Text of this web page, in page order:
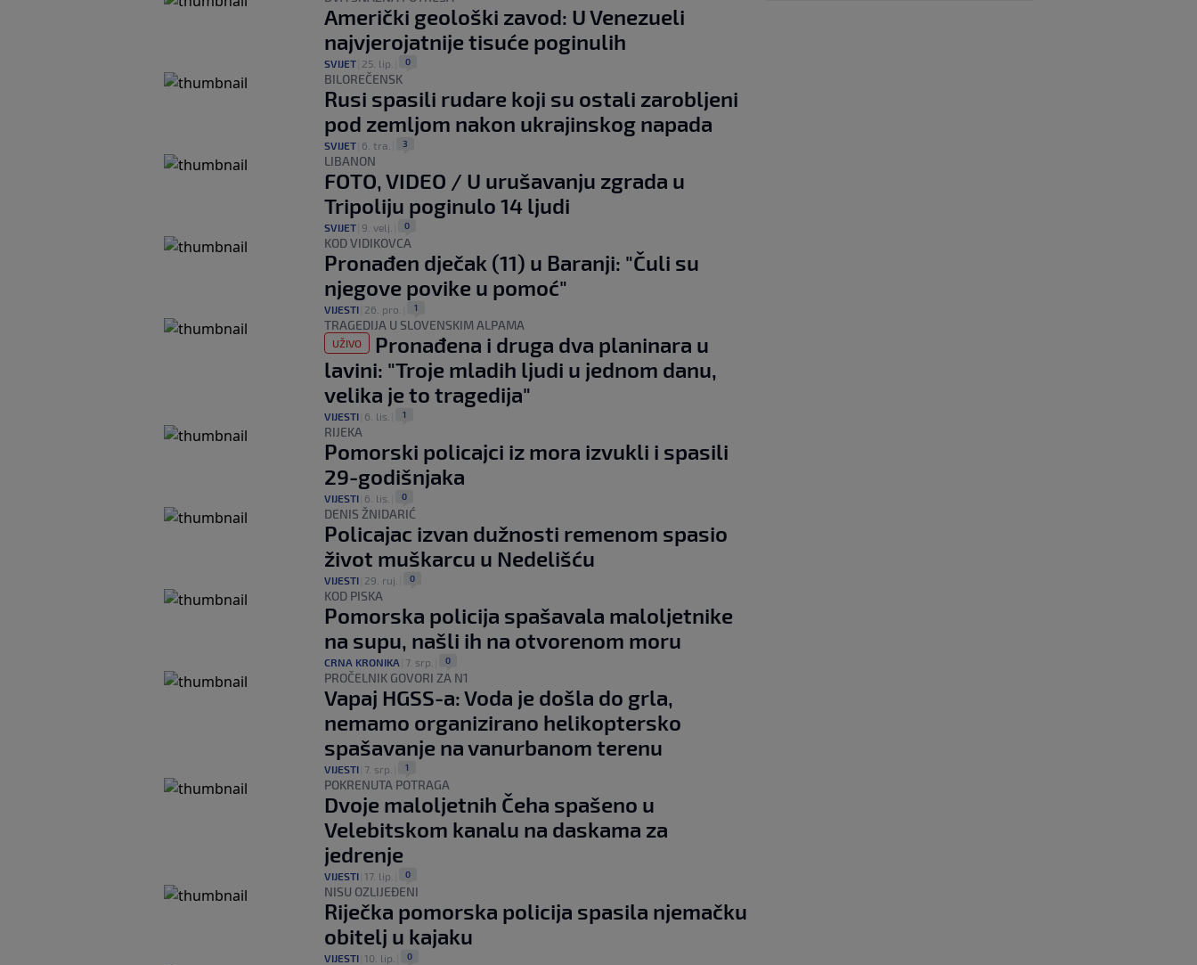
Američki geološki zavod: U Venezueli
najvjerojatnije tisuće poginulih
SVIJET 25. lip. 0
BILOREČENSK
Rusi spasili rudare koji su ostali zarobljeni
pod zemljom nakon ukrajinskog napada
SVIJET 6. tra. 3
LIBANON
FOTO, VIDEO / U urušavanju zgrada u
Tripoliju poginulo 14 ljudi
SVIJET 9. velj. 0
KOD VIDIKOVCA
Pronađen dječak (11) u Baranji: "Čuli su
njegove povike u pomoć"
VIJESTI 26. pro. 1
TRAGEDIJA U SLOVENSKIM ALPAMA
UŽIVO
Pronađena i druga dva planinara u
lavini: "Troje mladih ljudi u jednom danu,
velika je to tragedija"
VIJESTI 6. lis. 1
RIJEKA
Pomorski policajci iz mora izvukli i spasili
29-godišnjaka
VIJESTI 6. lis. 0
DENIS ŽNIDARIĆ
Policajac izvan dužnosti remenom spasio
život muškarcu u Nedelišću
VIJESTI 29. ruj. 0
KOD PISKA
Pomorska policija spašavala maloljetnike
na supu, našli ih na otvorenom moru
CRNA KRONIKA 7. srp. 0
PROČELNIK GOVORI ZA N1
Vapaj HGSS-a: Voda je došla do grla,
nemamo organizirano helikoptersko
spašavanje na vanurbanom terenu
VIJESTI 7. srp. 1
POKRENUTA POTRAGA
Dvoje maloljetnih Čeha spašeno u
Velebitskom kanalu na daskama za
jedrenje
VIJESTI 17. lip. 0
NISU OZLIJEĐENI
Riječka pomorska policija spasila njemačku
obitelj u kajaku
VIJESTI 10. lip. 0